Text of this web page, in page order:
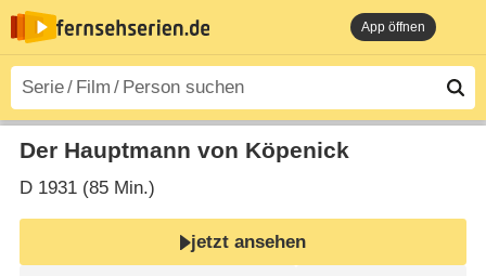
App öffnen
Der Hauptmann von Köpenick
D1931 (85 Min.)
jetzt ansehen